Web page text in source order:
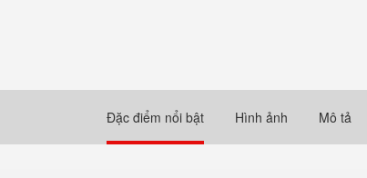
Đặc điểm nổi bật Hình ảnh Mô tả